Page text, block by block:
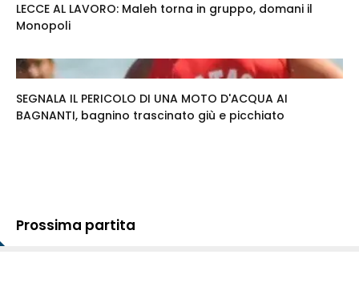
LECCE AL LAVORO: Maleh torna in gruppo, domani il
Monopoli
SEGNALA IL PERICOLO DI UNA MOTO D'ACQUA AI
BAGNANTI, bagnino trascinato giù e picchiato
Prossima partita